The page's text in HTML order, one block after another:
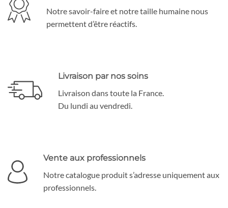
Notre savoir-faire et notre taille humaine nous
permettent d’être réactifs.
Livraison par nos soins
Livraison dans toute la France.
Du lundi au vendredi.
Vente aux professionnels
Notre catalogue produit s’adresse uniquement aux
professionnels.